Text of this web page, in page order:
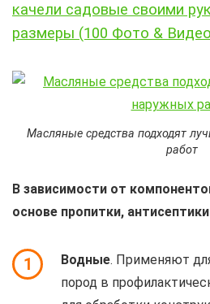
качели садовые своими
размеры (100 Фото &
Масляные средства подходят
работ
В зависимости от
основе пропитки,
1 Водные. Применяют
пород в